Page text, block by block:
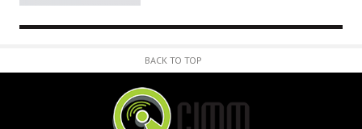
BACK TO TOP